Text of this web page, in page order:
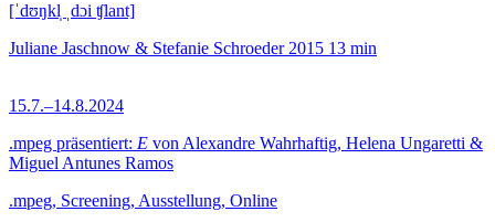
[ˈdʊŋkl̩ ˌdɔi ʧlant]
Juliane Jaschnow & Stefanie Schroeder 2015 13 min
15.7.–14.8.2024
.mpeg präsentiert: E von Alexandre Wahrhaftig, Helena Ungaretti &
Miguel Antunes Ramos
.mpeg, Screening, Ausstellung, Online